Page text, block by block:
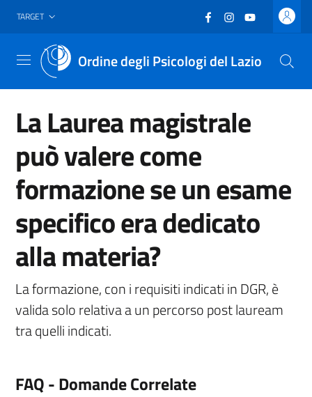
Vai al header
Vai al contenuto principale
Vai al footer
TARGET Facebook
(nuova scheda -
Instagram
(nuova scheda
YouTube
(nuova
Ordine degli Psicologi del Lazio
Menu
La Laurea magistrale
può valere come
formazione se un esame
specifico era dedicato
alla materia?
La formazione, con i requisiti indicati in DGR, è
valida solo relativa a un percorso post lauream
tra quelli indicati.
FAQ - Domande Correlate